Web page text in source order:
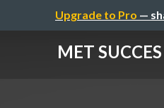
Upgrade to Pro —
MET